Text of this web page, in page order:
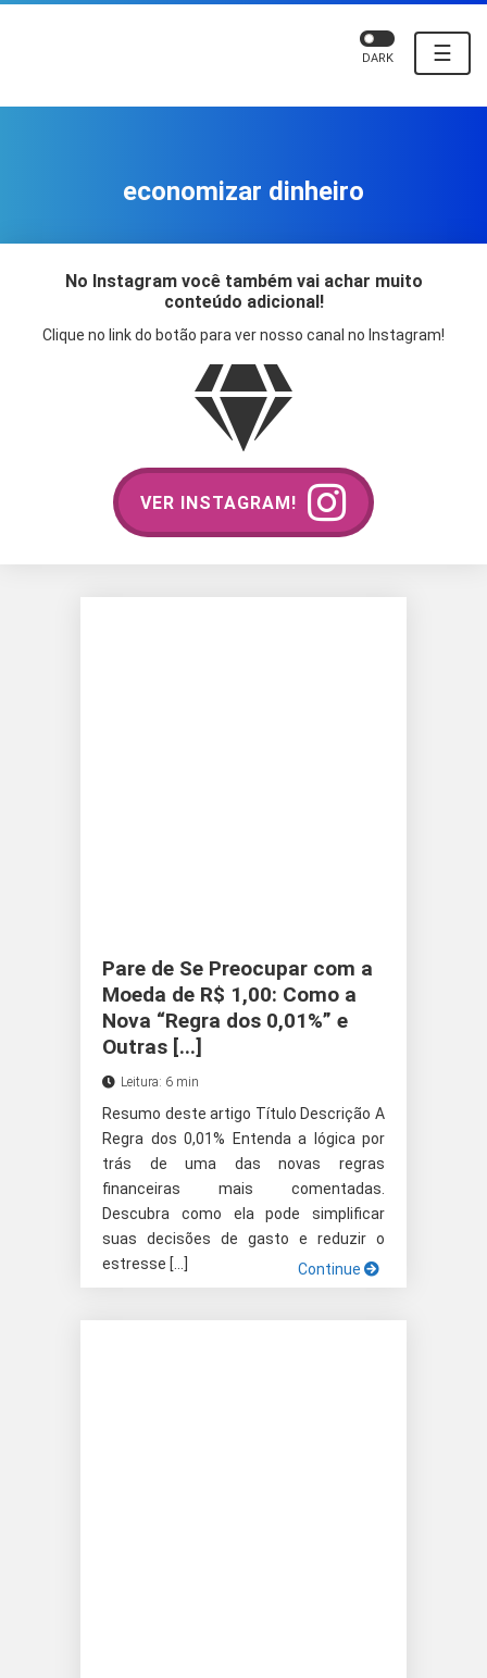
☰
DARK
economizar dinheiro
No Instagram você também vai achar muito
conteúdo adicional!
Clique no link do botão para ver nosso canal no Instagram!
VER INSTAGRAM!
Pare de Se Preocupar com a
Moeda de R$ 1,00: Como a
Nova “Regra dos 0,01%” e
Outras [...]
Leitura: 6 min
Resumo deste artigo Título Descrição A
Regra dos 0,01% Entenda a lógica por
trás de uma das novas regras
financeiras mais comentadas.
Descubra como ela pode simplificar
suas decisões de gasto e reduzir o
estresse […]
Continue